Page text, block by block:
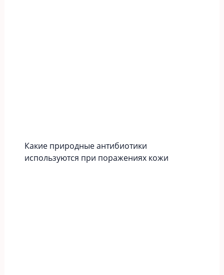
Какие природные антибиотики
используются при поражениях кожи